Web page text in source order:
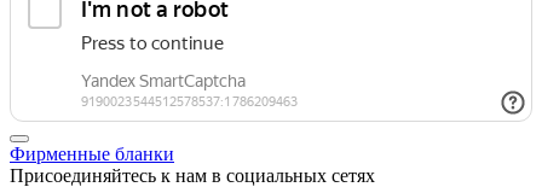
Фирменные бланки
Присоединяйтесь к нам в социальных сетях